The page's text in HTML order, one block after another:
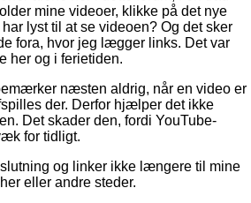
mine videoer, klikke på det nye
lyst til at se videoen? Og det sker
fora, hvor jeg lægger links. Det var
her og i ferietiden.
næsten aldrig, når en video er
der. Derfor hjælper det ikke
Det skader den, fordi YouTube-
for tidligt.
og linker ikke længere til mine
eller andre steder.